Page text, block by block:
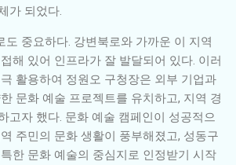
가 되었다.
도 중요하다. 강변북로와 가까운 이 지역
해 있어 인프라가 잘 발달되어 있다. 이러
활용하여 정원오 구청장은 외부 기업과
문화 예술 프로젝트를 유치하고, 지역 경
고자 했다. 문화 예술 캠페인이 성공적으
주민의 문화 생활이 풍부해졌고, 성동구
한 문화 예술의 중심지로 인정받기 시작